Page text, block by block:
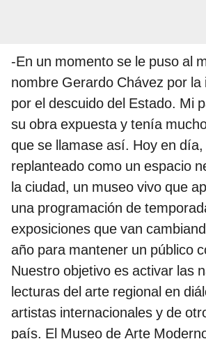
-En un momento se le puso al
nombre Gerardo Chávez por la
por el descuido del Estado. Mi
su obra expuesta y tenía
que se llamase así. Hoy en día,
replanteado como un espacio
la ciudad, un museo vivo que
una programación de
exposiciones que van
año para mantener un público
Nuestro objetivo es activar las
lecturas del arte regional en
artistas internacionales y de
país. El Museo de Arte